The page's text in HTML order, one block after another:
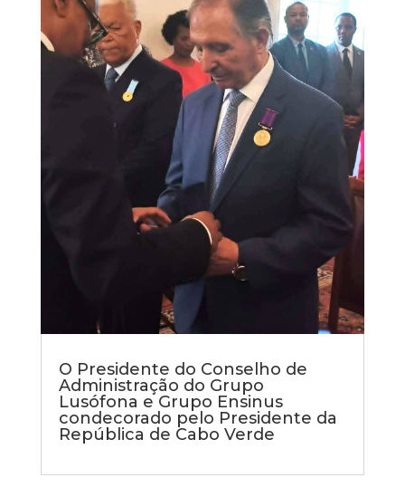
O Presidente do Conselho de
Administração do Grupo
Lusófona e Grupo Ensinus
condecorado pelo Presidente da
República de Cabo Verde